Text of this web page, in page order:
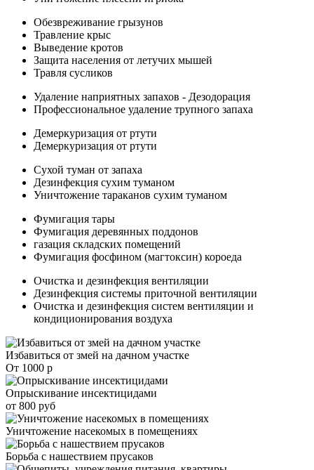
Обезвреживание грызунов
Травление крыс
Выведение кротов
Защита населения от летучих мышей
Травля сусликов
Удаление наприятных запахов - Дезодорация
Профессиональное удаление трупного запаха
Демеркуризация от ртути
Демеркуризация от ртути
Сухой туман от запаха
Дезинфекция сухим туманом
Уничтожение тараканов сухим туманом
Фумигация тары
Фумигация деревянных поддонов
газация складских помещений
Фумигация фосфином (магтоксин) короеда
Очистка и дезинфекция вентиляции
Дезинфекция системы приточной вентиляции
Очистка и дезинфекция систем вентиляции и
кондиционирования воздуха
Избавиться от змей на дачном участке
От 1000 р
Опрыскивание инсектицидами
от 800 руб
Уничтожение насекомых в помещениях
Борьба с нашествием прусаков